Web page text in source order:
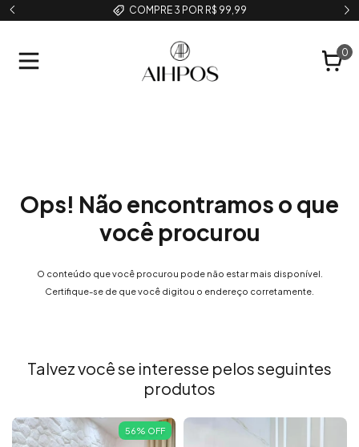
COMPRE 3 POR R$ 99,99
0
Ops! Não encontramos o que
você procurou
O conteúdo que você procurou pode não estar mais disponível.
Certifique-se de que você digitou o endereço corretamente.
Talvez você se interesse pelos seguintes
produtos
56% OFF